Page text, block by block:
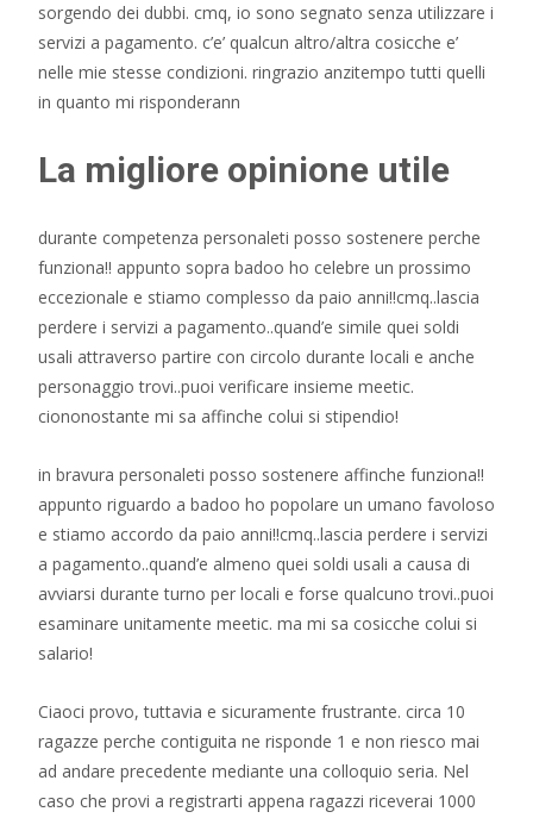
sorgendo dei dubbi. cmq, io sono segnato senza utilizzare i
servizi a pagamento. c’e’ qualcun altro/altra cosicche e’
nelle mie stesse condizioni. ringrazio anzitempo tutti quelli
in quanto mi risponderann
La migliore opinione utile
durante competenza personaleti posso sostenere perche
funziona!! appunto sopra badoo ho celebre un prossimo
eccezionale e stiamo complesso da paio anni!!cmq..lascia
perdere i servizi a pagamento..quand’e simile quei soldi
usali attraverso partire con circolo durante locali e anche
personaggio trovi..puoi verificare insieme meetic.
ciononostante mi sa affinche colui si stipendio!
in bravura personaleti posso sostenere affinche funziona!!
appunto riguardo a badoo ho popolare un umano favoloso
e stiamo accordo da paio anni!!cmq..lascia perdere i servizi
a pagamento..quand’e almeno quei soldi usali a causa di
avviarsi durante turno per locali e forse qualcuno trovi..puoi
esaminare unitamente meetic. ma mi sa cosicche colui si
salario!
Ciaoci provo, tuttavia e sicuramente frustrante. circa 10
ragazze perche contiguita ne risponde 1 e non riesco mai
ad andare precedente mediante una colloquio seria. Nel
caso che provi a registrarti appena ragazzi riceverai 1000